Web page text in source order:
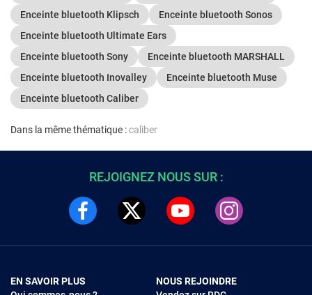
Enceinte bluetooth Klipsch
Enceinte bluetooth Sonos
Enceinte bluetooth Ultimate Ears
Enceinte bluetooth Sony
Enceinte bluetooth MARSHALL
Enceinte bluetooth Inovalley
Enceinte bluetooth Muse
Enceinte bluetooth Caliber
Dans la même thématique :caliber
REJOIGNEZ NOUS SUR :
EN SAVOIR PLUS
NOUS REJOINDRE